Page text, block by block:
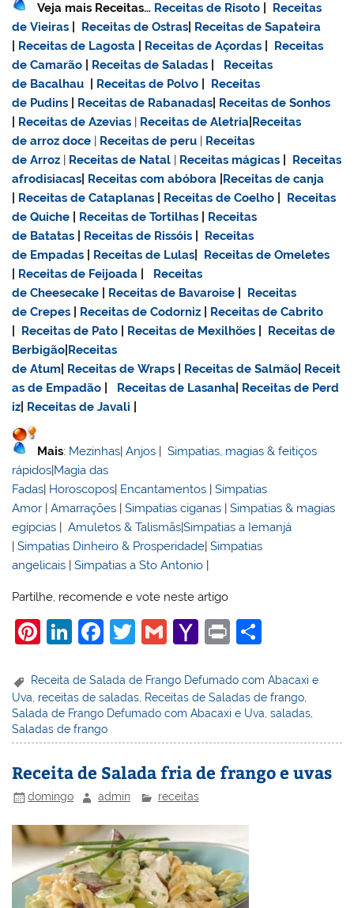
Veja mais Receitas… Receitas de Risoto
Receitas
de Vieiras
Receitas de Ostras Receitas de Sapateira
Receitas de Lagosta Receitas de Açordas
Receitas
de Camarão
Receitas de Saladas
Receitas
de Bacalhau
Receitas de Polvo
Receitas
de Pudins
Receitas de Rabanadas Receitas de Sonhos
Receitas de Azevias | Receitas de Aletria Receitas
dearroz doce | Receitas de peru | Receitas
de Arroz | Receitas de Natal | Receitas mágicas
Receitas
afrodisiacas Receitas com abóbora Receitas de canja
Receitas de Cataplanas Receitas de Coelho
Receitas
de Quiche
Receitas de Tortilhas
Receitas
de Batatas
Receitas de Rissóis
Receitas
de Empadas
Receitas de Lulas
Receitas de Omeletes
Receitas de Feijoada
Receitas
de Cheesecake
Receitas de Bavaroise
Receitas
de Crepes
Receitas de Codorniz
Receitas de Cabrito
Receitas de Pato Receitas de Mexilhões
Receitas de
Berbigão Receitas
de Atum Receitas de Wraps Receitas de Salmão Receit
as de Empadão
Receitas de Lasanha Receitas de Perd
iz Receitas de Javali
Mais: Mezinhas |Anjos |Simpatias, magias & feitiços
rápidos Magia das
Fadas Horoscopos Encantamentos |Simpatias
Amor |Amarrações |Simpatias ciganas |Simpatias & magias
egípcias |Amuletos & Talismãs|Simpatias a Iemanjá
|Simpatias Dinheiro & Prosperidade |Simpatias
angelicais |Simpatias a Sto Antonio
Partilhe, recomende e vote neste artigo
Pi
er
e
st
Li
k
e
dI
n
F
c
e
b
o
k
T
itt
er
G
ai
l
Y
h
o
M
ai
l
Pr
t
ar
e
Receita de Salada de Frango Defumado com Abacaxi e
Uva receitas de saladas Receitas de Saladas de frango
Salada de Frango Defumado com Abacaxi e Uva ,saladas
Saladas de frango
Receita de Salada fria de frango e uvas
domingo admin receitas